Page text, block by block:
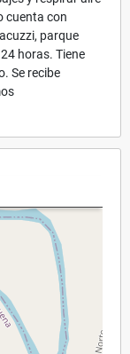
cuenta con
parque
horas. Tiene
Se recibe